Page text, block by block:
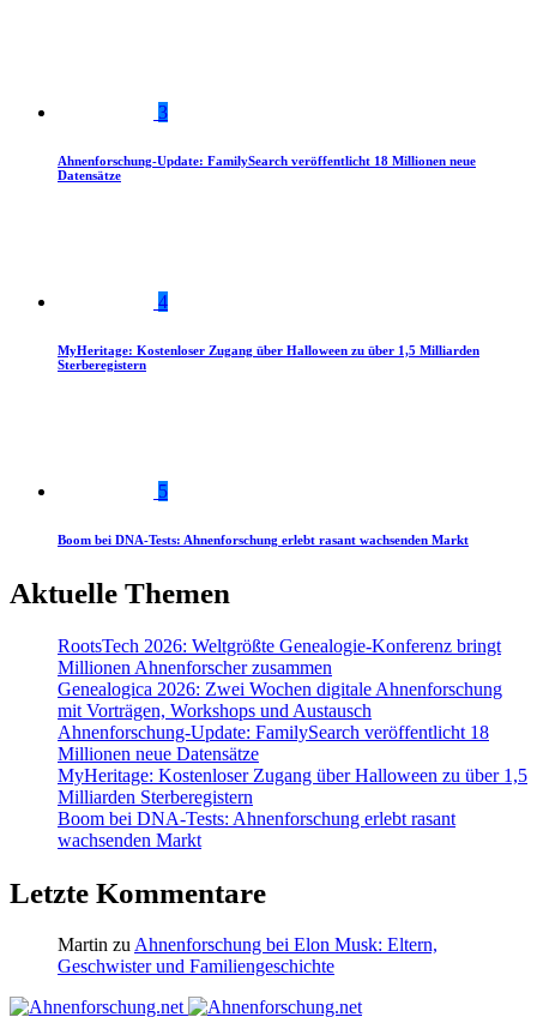
3
Ahnenforschung-Update: FamilySearch veröffentlicht 18 Millionen neue
Datensätze
4
MyHeritage: Kostenloser Zugang über Halloween zu über 1,5 Milliarden
Sterberegistern
5
Boom bei DNA-Tests: Ahnenforschung erlebt rasant wachsenden Markt
Aktuelle Themen
RootsTech 2026: Weltgrößte Genealogie-Konferenz bringt
Millionen Ahnenforscher zusammen
Genealogica 2026: Zwei Wochen digitale Ahnenforschung
mit Vorträgen, Workshops und Austausch
Ahnenforschung-Update: FamilySearch veröffentlicht 18
Millionen neue Datensätze
MyHeritage: Kostenloser Zugang über Halloween zu über 1,5
Milliarden Sterberegistern
Boom bei DNA-Tests: Ahnenforschung erlebt rasant
wachsenden Markt
Letzte Kommentare
Martin zu Ahnenforschung bei Elon Musk: Eltern,
Geschwister und Familiengeschichte